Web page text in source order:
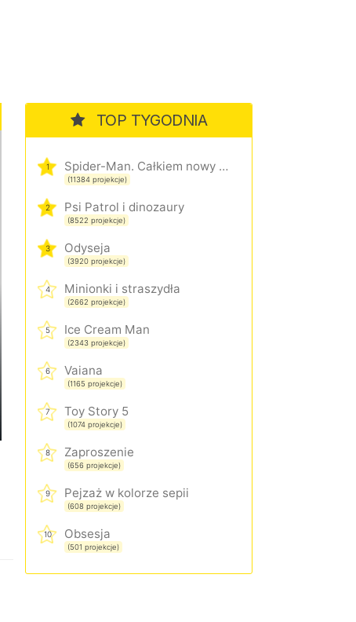
TOP TYGODNIA
1 Spider-Man. Całkiem nowy dzień
(11384 projekcje)
2 Psi Patrol i dinozaury
(8522 projekcje)
3 Odyseja
(3920 projekcje)
4 Minionki i straszydła
(2662 projekcje)
5 Ice Cream Man
(2343 projekcje)
6 Vaiana
(1165 projekcje)
7 Toy Story 5
(1074 projekcje)
8 Zaproszenie
(656 projekcje)
9 Pejzaż w kolorze sepii
(608 projekcje)
10 Obsesja
(501 projekcje)